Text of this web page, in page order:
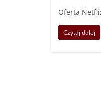
Oferta
Czytaj dalej